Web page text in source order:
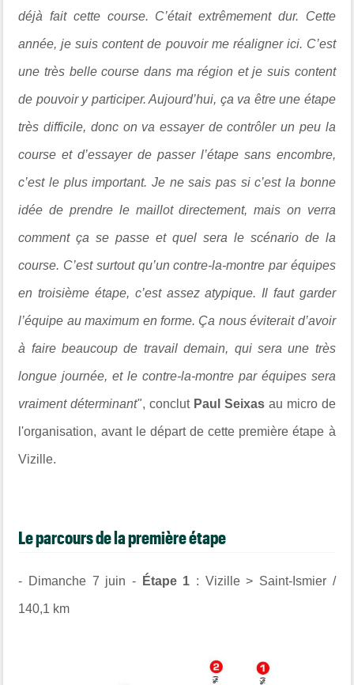
déjà fait cette course. C’était extrêmement dur. Cette
année, je suis content de pouvoir me réaligner ici. C’est
une très belle course dans ma région et je suis content
de pouvoir y participer. Aujourd’hui, ça va être une étape
très difficile, donc on va essayer de contrôler un peu la
course et d’essayer de passer l’étape sans encombre,
c’est le plus important. Je ne sais pas si c’est la bonne
idée de prendre le maillot directement, mais on verra
comment ça se passe et quel sera le scénario de la
course. C’est surtout qu’un contre-la-montre par équipes
en troisième étape, c’est assez atypique. Il faut garder
l’équipe au maximum en forme. Ça nous éviterait d’avoir
à faire beaucoup de travail demain, qui sera une très
longue journée, et le contre-la-montre par équipes sera
vraiment déterminant", conclut Paul Seixasau micro de
l'organisation, avant le départ de cette première étape à
Vizille.
Le parcours de la première étape
- Dimanche 7 juin - Étape 1 : Vizille > Saint-Ismier /
140,1 km